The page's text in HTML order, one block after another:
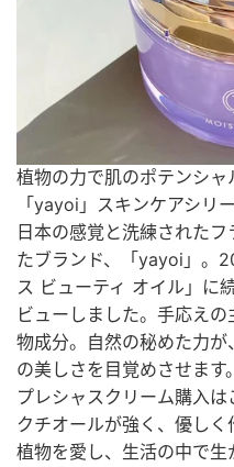
植物の力で肌のポテンシャ
「yayoi」スキンケアシリ
日本の感覚と洗練された
たブランド、「yayoi」。
ス ビューティ オイル」に
ビューしました。手応え
物成分。自然の秘めた力
の美しさを目覚めさせま
プレシャスクリーム購入
クチオールが強く、優し
植物を愛し、生活の中で